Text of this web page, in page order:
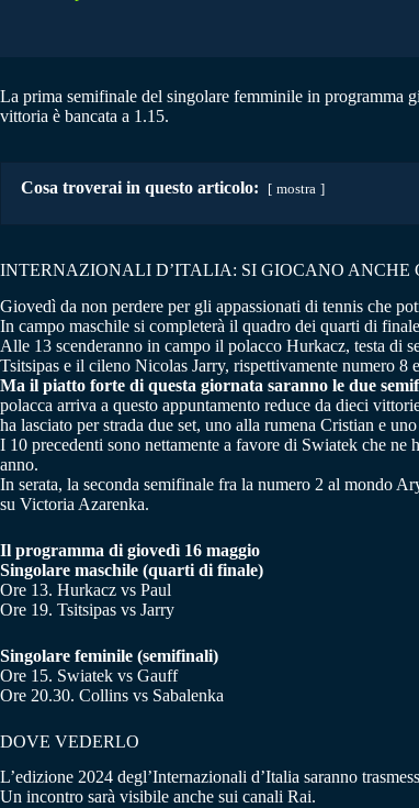
La prima semifinale del singolare femminile in programma
vittoria è bancata a 1.15.
Cosa troverai in questo articolo: mostra
INTERNAZIONALI D’ITALIA: SI GIOCANO
Giovedì da non perdere per gli appassionati di tennis che
In campo maschile si completerà il quadro dei quarti di
Alle 13 scenderanno in campo il polacco Hurkacz, testa di
Tsitsipas e il cileno Nicolas Jarry, rispettivamente numero 8
Ma il piatto forte di questa giornata saranno le due
polacca arriva a questo appuntamento reduce da dieci
ha lasciato per strada due set, uno alla rumena Cristian e
I 10 precedenti sono nettamente a favore di Swiatek che
anno.
In serata, la seconda semifinale fra la numero 2 al mondo
su Victoria Azarenka.
Il programma di giovedì 16 maggio
Singolare maschile (quarti di finale)
Ore 13. Hurkacz vs Paul
Ore 19. Tsitsipas vs Jarry
Singolare feminile (semifinali)
Ore 15. Swiatek vs Gauff
Ore 20.30. Collins vs Sabalenka
DOVE VEDERLO
L’edizione 2024 degl’Internazionali d’Italia saranno
Un incontro sarà visibile anche sui canali Rai.